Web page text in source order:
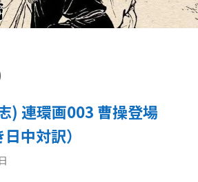
) 連環画003 曹操登場
中対訳）